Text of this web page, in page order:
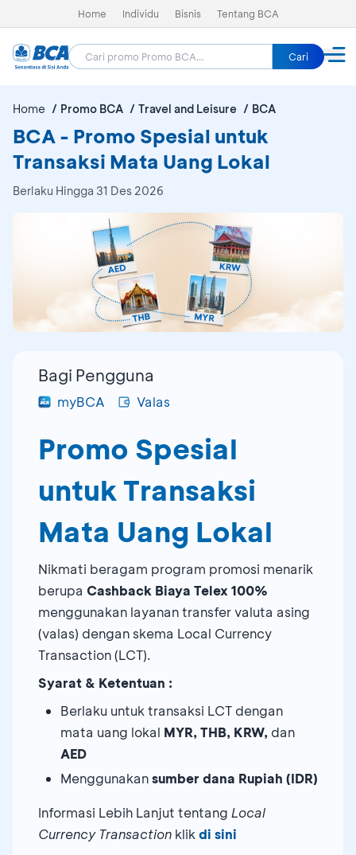
Home Individu Bisnis Tentang BCA
Cari
Home Promo BCA Travel and Leisure BCA
BCA - Promo Spesial untuk
Transaksi Mata Uang Lokal
Berlaku Hingga 31 Des 2026
Bagi Pengguna
myBCA Valas
Promo Spesial
untuk Transaksi
Mata Uang Lokal
Nikmati beragam program promosi menarik
berupa Cashback Biaya Telex 100%
menggunakan layanan transfer valuta asing
(valas) dengan skema Local Currency
Transaction (LCT).
Syarat & Ketentuan :
Berlaku untuk transaksi LCT dengan
mata uang lokal MYR, THB, KRW, dan
AED
Menggunakansumber dana Rupiah (IDR)
Informasi Lebih Lanjut tentang Local
Currency Transaction klik di sini